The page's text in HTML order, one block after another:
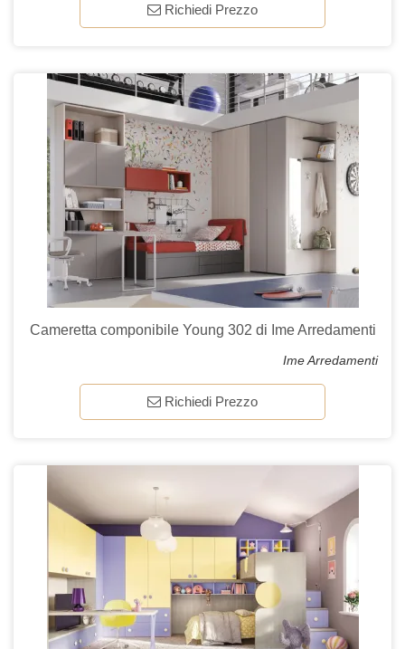
Richiedi Prezzo
Cameretta componibile Young 302 di Ime Arredamenti
Ime Arredamenti
Richiedi Prezzo